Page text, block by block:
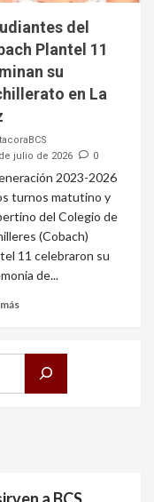
del
Plantel 11
su
en La
julio de 2026
0
2023-2026
turnos matutino y
del Colegio de
(Cobach)
11 celebraron su
de...